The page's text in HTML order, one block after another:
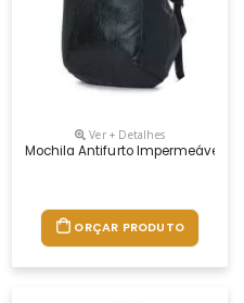
Ver + Detalhes
Mochila Antifurto Impermeável
ORÇAR PRODUTO